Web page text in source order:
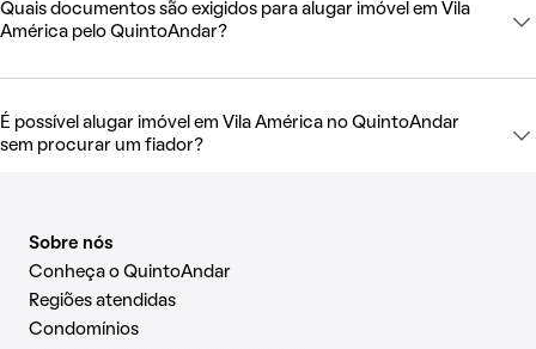
Quais documentos são exigidos para alugar imóvel em Vila
América pelo QuintoAndar?
É possível alugar imóvel em Vila América no QuintoAndar
sem procurar um fiador?
Sobre nós
Conheça o QuintoAndar
Regiões atendidas
Condomínios